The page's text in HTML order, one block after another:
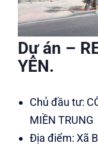
Dự án –
YÊN.
Chủ đầu tư:
MIỀN TRUNG
Địa điểm: Xã